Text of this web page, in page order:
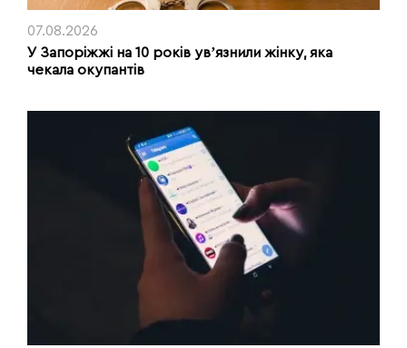
07.08.2026
У Запоріжжі на 10 років увʼязнили жінку, яка
чекала окупантів